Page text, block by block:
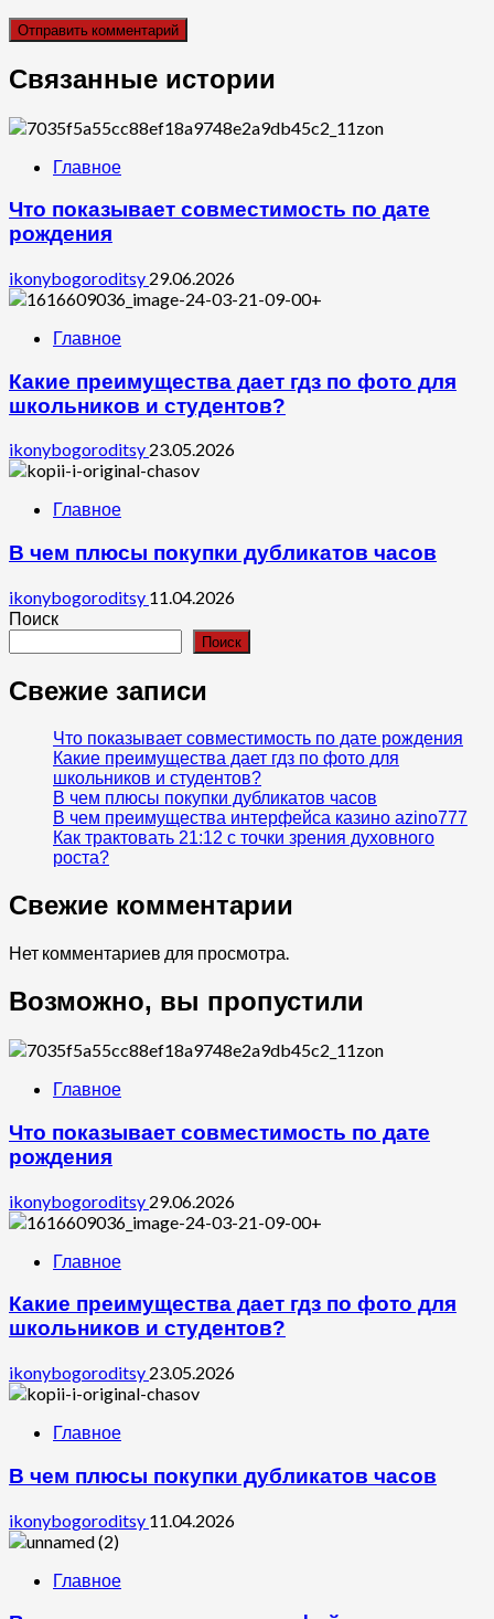
Связанные истории
Главное
Что показывает совместимость по дате
рождения
ikonybogoroditsy 29.06.2026
Главное
Какие преимущества дает гдз по фото для
школьников и студентов?
ikonybogoroditsy 23.05.2026
Главное
В чем плюсы покупки дубликатов часов
ikonybogoroditsy 11.04.2026
Поиск
Поиск
Свежие записи
Что показывает совместимость по дате рождения
Какие преимущества дает гдз по фото для
школьников и студентов?
В чем плюсы покупки дубликатов часов
В чем преимущества интерфейса казино azino777
Как трактовать 21:12 с точки зрения духовного
роста?
Свежие комментарии
Нет комментариев для просмотра.
Возможно, вы пропустили
Главное
Что показывает совместимость по дате
рождения
ikonybogoroditsy 29.06.2026
Главное
Какие преимущества дает гдз по фото для
школьников и студентов?
ikonybogoroditsy 23.05.2026
Главное
В чем плюсы покупки дубликатов часов
ikonybogoroditsy 11.04.2026
Главное